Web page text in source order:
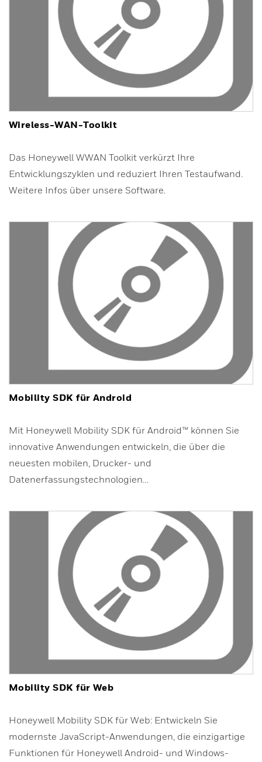
Wireless-WAN-Toolkit
Das Honeywell WWAN Toolkit verkürzt Ihre
Entwicklungszyklen und reduziert Ihren Testaufwand.
Weitere Infos über unsere Software.
Mobility SDK für Android
Mit Honeywell Mobility SDK für Android™ können Sie
innovative Anwendungen entwickeln, die über die
neuesten mobilen, Drucker- und
Datenerfassungstechnologien…
Mobility SDK für Web
Honeywell Mobility SDK für Web: Entwickeln Sie
modernste JavaScript-Anwendungen, die einzigartige
Funktionen für Honeywell Android- und Windows-